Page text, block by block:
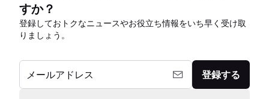
すか？
登録しておトクなニュースやお役立ち情報をいち早く受け取
りましょう。
メールアドレス 登録する